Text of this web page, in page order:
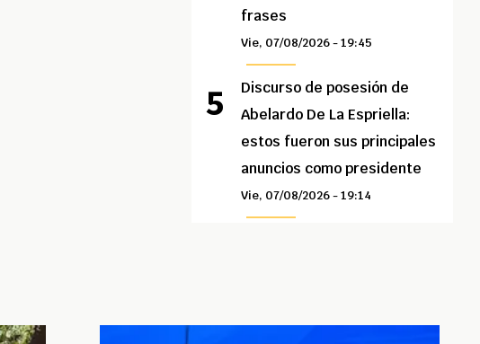
frases
Vie, 07/08/2026 - 19:45
Discurso de posesión de
Abelardo De La Espriella:
estos fueron sus principales
anuncios como presidente
Vie, 07/08/2026 - 19:14